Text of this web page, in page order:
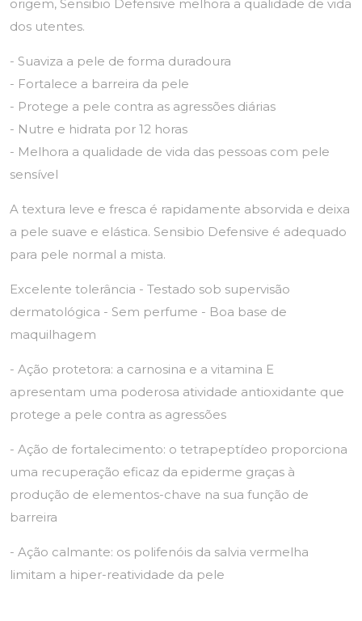
origem, Sensibio Defensive melhora a qualidade de vida
dos utentes.
- Suaviza a pele de forma duradoura
- Fortalece a barreira da pele
- Protege a pele contra as agressões diárias
- Nutre e hidrata por 12 horas
- Melhora a qualidade de vida das pessoas com pele
sensível
A textura leve e fresca é rapidamente absorvida e deixa
a pele suave e elástica. Sensibio Defensive é adequado
para pele normal a mista.
Excelente tolerância - Testado sob supervisão
dermatológica - Sem perfume - Boa base de
maquilhagem
- Ação protetora: a carnosina e a vitamina E
apresentam uma poderosa atividade antioxidante que
protege a pele contra as agressões
- Ação de fortalecimento: o tetrapeptídeo proporciona
uma recuperação eficaz da epiderme graças à
produção de elementos-chave na sua função de
barreira
- Ação calmante: os polifenóis da salvia vermelha
limitam a hiper-reatividade da pele